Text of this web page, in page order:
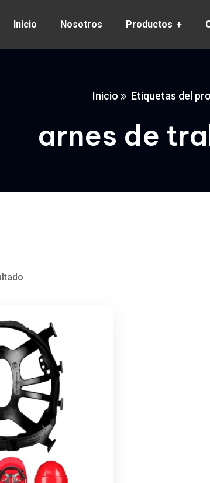
Inicio Nosotros Productos
Inicio Etiquetas del
arnes de